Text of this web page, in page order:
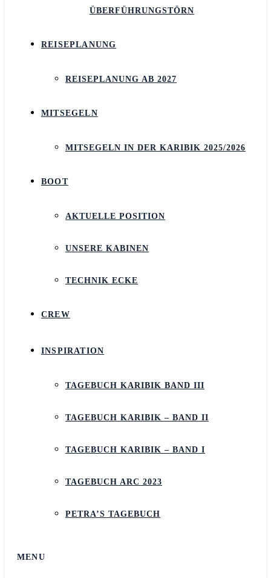
ÜBERFÜHRUNGSTÖRN
REISEPLANUNG
REISEPLANUNG AB 2027
MITSEGELN
MITSEGELN IN DER KARIBIK 2025/2026
BOOT
AKTUELLE POSITION
UNSERE KABINEN
TECHNIK ECKE
CREW
INSPIRATION
TAGEBUCH KARIBIK BAND III
TAGEBUCH KARIBIK – BAND II
TAGEBUCH KARIBIK – BAND I
TAGEBUCH ARC 2023
PETRA’S TAGEBUCH
MENU